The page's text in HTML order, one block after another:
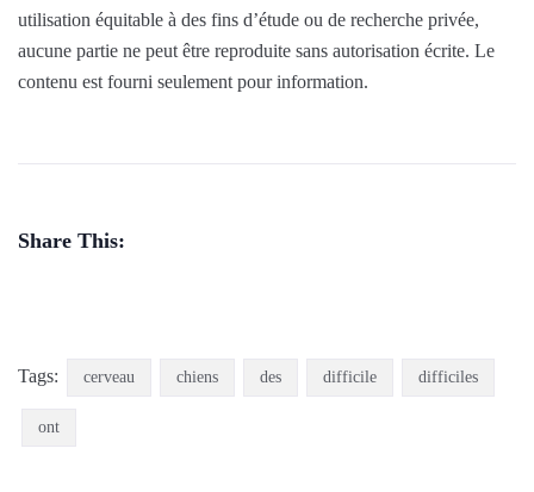
utilisation équitable à des fins d’étude ou de recherche privée,
aucune partie ne peut être reproduite sans autorisation écrite. Le
contenu est fourni seulement pour information.
Share This:
Tags: cerveau chiens des difficile difficiles
ont